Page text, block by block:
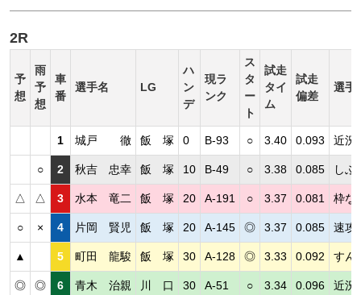
2R
予
想
雨
予
想
車
番
選手名 LG
ハ
ン
デ
現ラ
ンク
ス
タ
ー
ト
試走
タイ
ム
試走
偏差
選手
1 城戸 徹 飯 塚 0 B-93 ○ 3.40 0.093 近況
○ 2 秋吉 忠幸 飯 塚 10 B-49 ○ 3.38 0.085 しぶ
△ △ 3 水本 竜二 飯 塚 20 A-191 ○ 3.37 0.081 枠な
○ × 4 片岡 賢児 飯 塚 20 A-145 ◎ 3.37 0.085 速攻
▲ 5 町田 龍駿 飯 塚 30 A-128 ◎ 3.33 0.092 すん
◎ ◎ 6 青木 治親 川 口 30 A-51 ○ 3.34 0.096 近況